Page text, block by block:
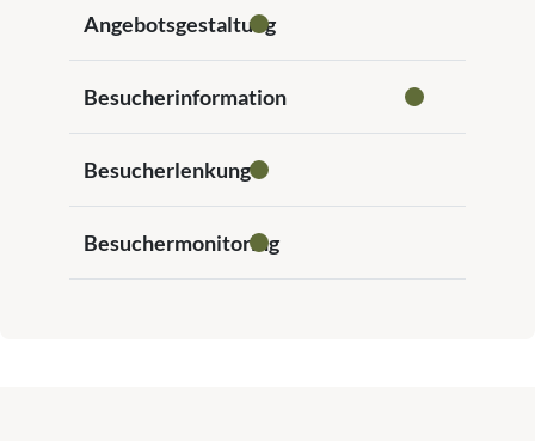
Angebotsgestaltung
Besucherinformation
Besucherlenkung
Besuchermonitoring